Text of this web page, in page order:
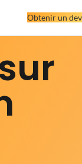
Obtenir un